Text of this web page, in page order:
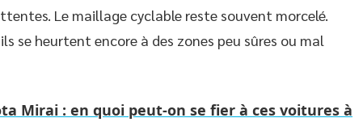
Le maillage cyclable reste souvent morcelé.
se heurtent encore à des zones peu sûres ou mal
Mirai : en quoi peut-on se fier à ces voitures à